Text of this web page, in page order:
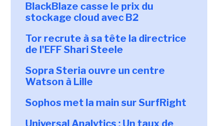
BlackBlaze casse le prix du
stockage cloud avec B2
Tor recrute à sa tête la directrice
de l'EFF Shari Steele
Sopra Steria ouvre un centre
Watson à Lille
Sophos met la main sur SurfRight